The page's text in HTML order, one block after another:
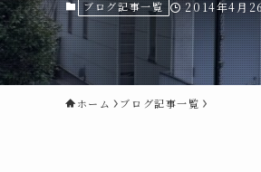
ブログ記事一覧 2014年4月
ホーム ブログ記事一覧